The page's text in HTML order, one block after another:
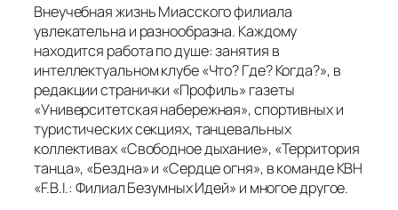
Внеучебная жизнь Миасского филиала
увлекательна и разнообразна. Каждому
находится работа по душе: занятия в
интеллектуальном клубе «Что? Где? Когда?», в
редакции странички «Профиль» газеты
«Университетская набережная», спортивных и
туристических секциях, танцевальных
коллективах «Свободное дыхание», «Территория
танца», «Бездна» и «Сердце огня», в команде КВН
«F.B.I.: Филиал Безумных Идей» и многое другое.